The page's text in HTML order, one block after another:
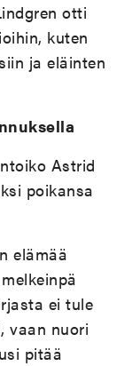
otti
kuten
ja eläinten
Astrid
poikansa
elämää
ei tule
vaan nuori
pitää